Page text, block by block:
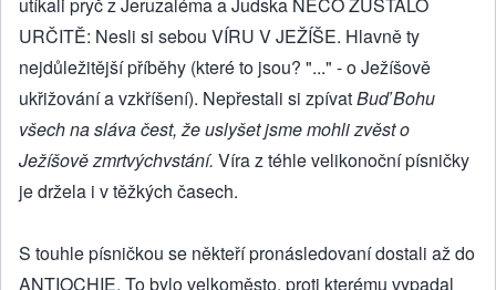
URČITĚ: Nesli si sebou VÍRU V JEŽÍŠE. Hlavně ty
nejdůležitější příběhy (které to jsou? "..." - o Ježíšově
ukřižování a vzkříšení). Nepřestali si zpívatBuď Bohu
všech na sláva čest, že uslyšet jsme mohli zvěst o
Ježíšově zmrtvýchvstání. Víra z téhle velikonoční písničky
je držela i v těžkých časech.
S touhle písničkou se někteří pronásledovaní dostali až do
ANTIOCHIE. To bylo velkoměsto, proti kterému vypadal